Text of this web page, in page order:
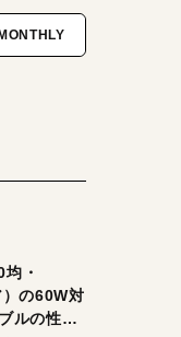
・
の60W対
ルの性能